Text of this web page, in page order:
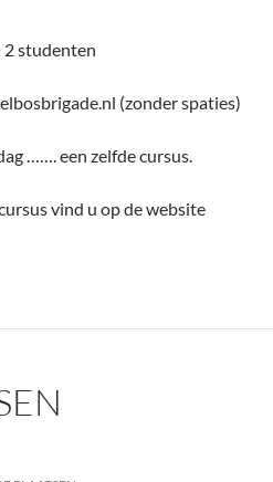
2 studenten
(zonder spaties)
……. een zelfde cursus.
vind u op de website